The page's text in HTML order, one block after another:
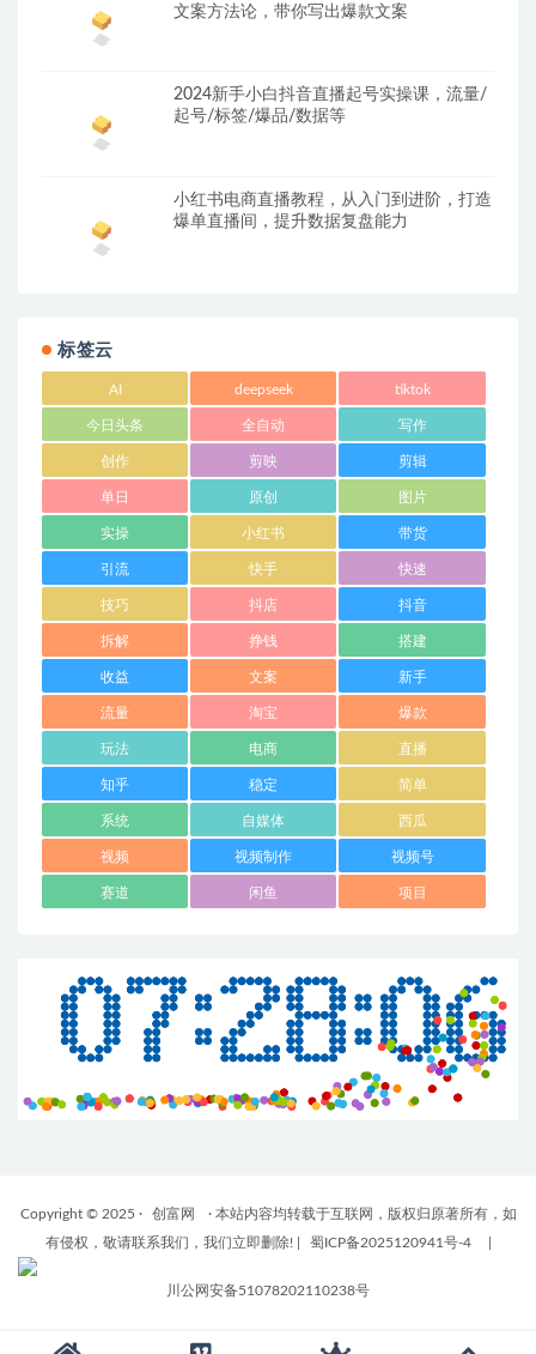
文案方法论，带你写出爆款文案
2024新手小白抖音直播起号实操课，流量/
起号/标签/爆品/数据等
小红书电商直播教程，从入门到进阶，打造
爆单直播间，提升数据复盘能力
标签云
AI deepseek tiktok
今日头条 全自动 写作
创作 剪映 剪辑
单日 原创 图片
实操 小红书 带货
引流 快手 快速
技巧 抖店 抖音
拆解 挣钱 搭建
收益 文案 新手
流量 淘宝 爆款
玩法 电商 直播
知乎 稳定 简单
系统 自媒体 西瓜
视频 视频制作 视频号
赛道 闲鱼 项目
Copyright © 2025 · 创富网
· 本站内容均转载于互联网，版权归原著所有，如
有侵权，敬请联系我们，我们立即删除!
蜀ICP备2025120941号-4
川公网安备51078202110238号